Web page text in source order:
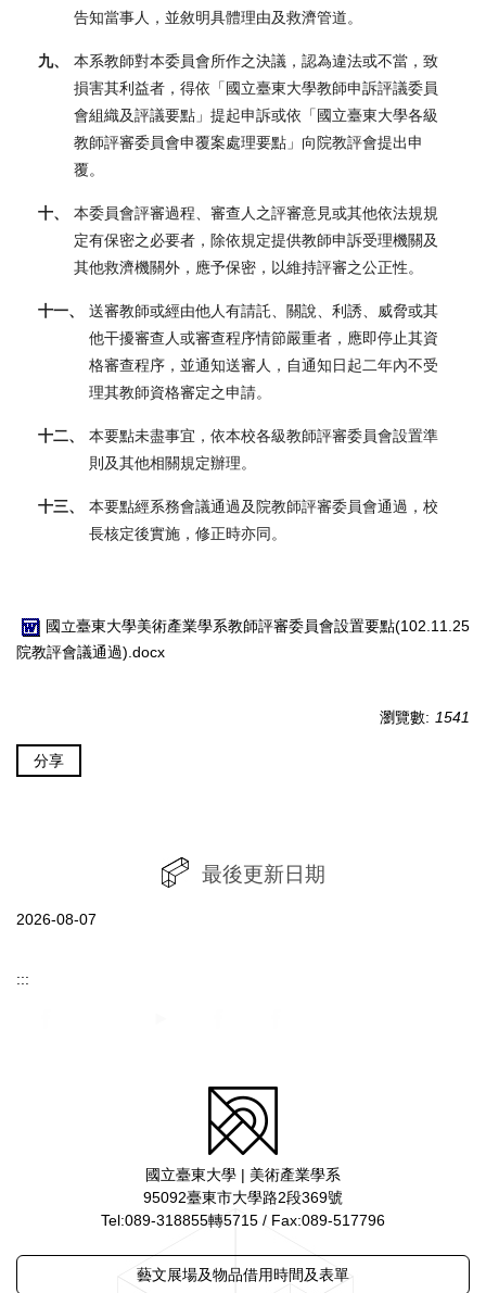
告知當事人，並敘明具體理由及救濟管道。
九、
本系教師對本委員會所作之決議，認為違法或不當，致
損害其利益者，得依「國立臺東大學教師申訴評議委員
會組織及評議要點」提起申訴或依「國立臺東大學各級
教師評審委員會申覆案處理要點」向院教評會提出申
覆。
十、
本委員會評審過程、審查人之評審意見或其他依法規規
定有保密之必要者，除依規定提供教師申訴受理機關及
其他救濟機關外，應予保密，以維持評審之公正性。
十一、
送審教師或經由他人有請託、關說、利誘、威脅或其
他干擾審查人或審查程序情節嚴重者，應即停止其資
格審查程序，並通知送審人，自通知日起二年內不受
理其教師資格審定之申請。
十二、
本要點未盡事宜，依本校各級教師評審委員會設置準
則及其他相關規定辦理。
十三、
本要點經系務會議通過及院教師評審委員會通過，校
長核定後實施，修正時亦同。
國立臺東大學美術產業學系教師評審委員會設置要點(102.11.25
院教評會議通過).docx
瀏覽數: 1541
分享
最後更新日期
2026-08-07
:::
國立臺東大學 | 美術產業學系
95092臺東市大學路2段369號
Tel:089-318855轉5715 / Fax:089-517796
藝文展場及物品借用時間及表單